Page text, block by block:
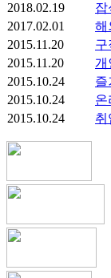
2018.02.19
잡
2017.02.01
해
2015.11.20
구
2015.11.20
개
2015.10.24
즐
2015.10.24
온
2015.10.24
취